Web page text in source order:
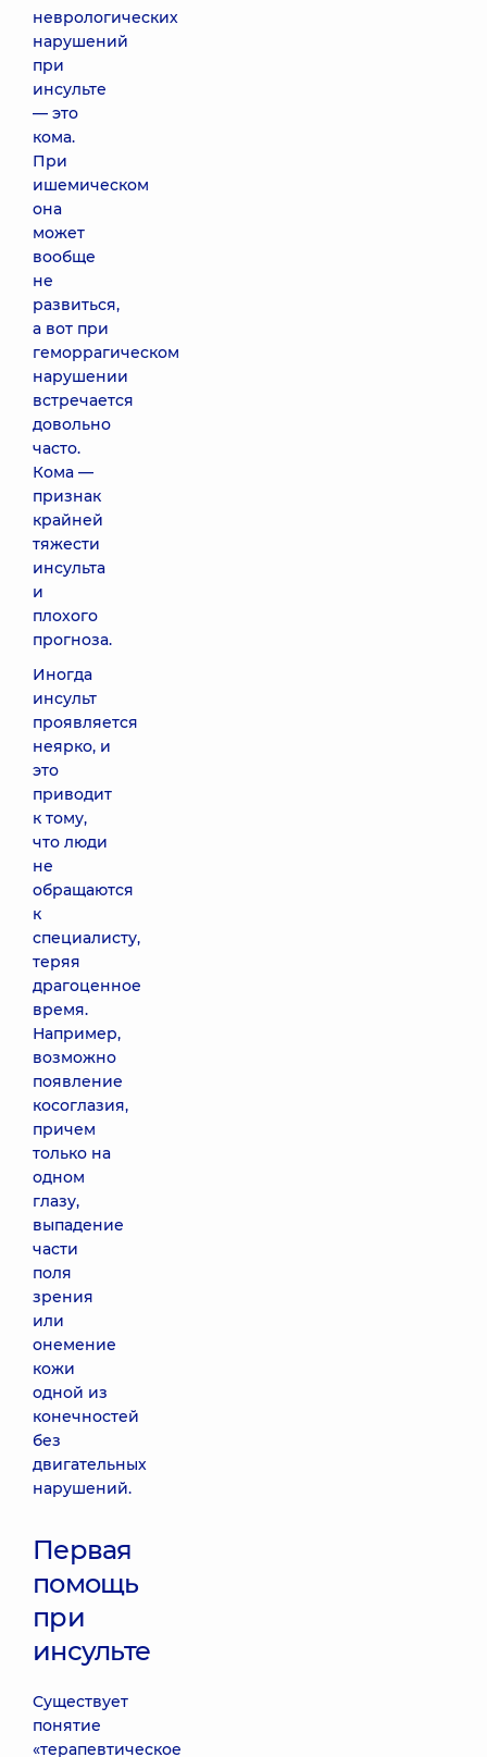
неврологических
нарушений
при
инсульте
— это
кома.
При
ишемическом
она
может
вообще
не
развиться,
а вот при
геморрагическом
нарушении
встречается
довольно
часто.
Кома —
признак
крайней
тяжести
инсульта
и
плохого
прогноза.
Иногда
инсульт
проявляется
неярко, и
это
приводит
к тому,
что люди
не
обращаются
к
специалисту,
теряя
драгоценное
время.
Например,
возможно
появление
косоглазия,
причем
только на
одном
глазу,
выпадение
части
поля
зрения
или
онемение
кожи
одной из
конечностей
без
двигательных
нарушений.
Первая
помощь
при
инсульте
Существует
понятие
«терапевтическое